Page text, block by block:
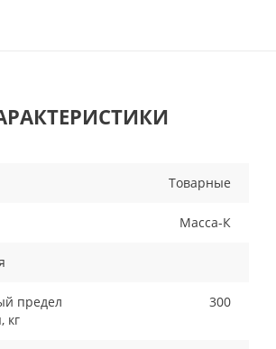
Товарные
Масса-К
предел
кг
300